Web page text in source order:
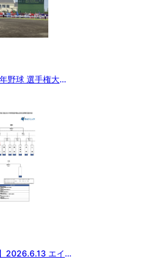
野球 選手権大会
2026.6.13 エイ